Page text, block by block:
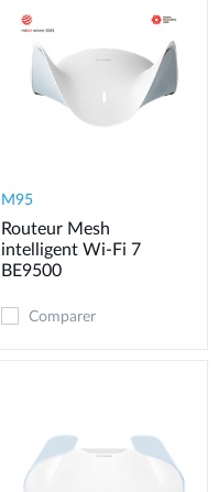
M95
Routeur Mesh
intelligent Wi-Fi 7
BE9500
Comparer